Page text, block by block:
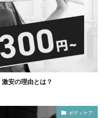
安の理由とは？
ボディケア